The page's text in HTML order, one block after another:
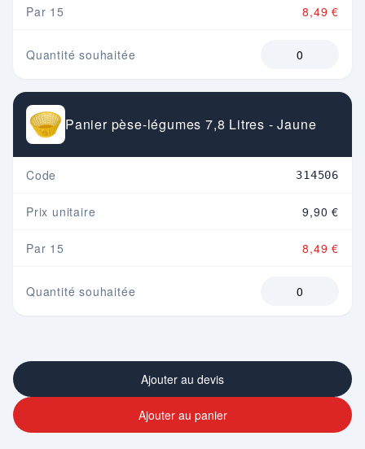
Par 15 8,49 €
Quantité souhaitée
Panier pèse-légumes 7,8 Litres - Jaune
Code 314506
Prix unitaire 9,90 €
Par 15 8,49 €
Quantité souhaitée
Ajouter au devis
Ajouter au panier